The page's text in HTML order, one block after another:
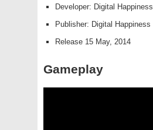
Developer: Digital Happiness
Publisher: Digital Happiness
Release 15 May, 2014
Gameplay